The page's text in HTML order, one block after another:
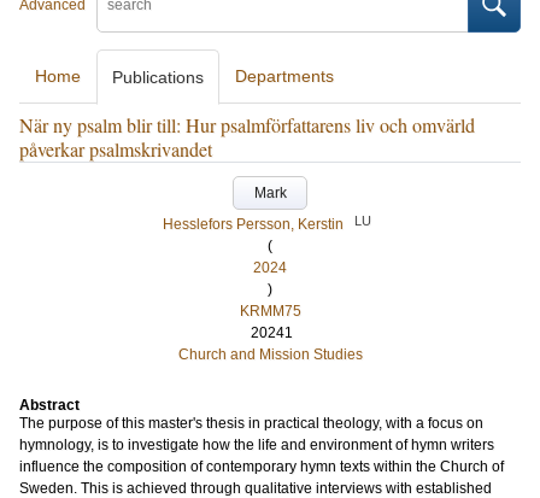
Advanced
Home Publications Departments
När ny psalm blir till: Hur psalmförfattarens liv och omvärld
påverkar psalmskrivandet
Mark
Hesslefors Persson, Kerstin
LU
(
2024
)
KRMM75
20241
Church and Mission Studies
Abstract
The purpose of this master's thesis in practical theology, with a focus on
hymnology, is to investigate how the life and environment of hymn writers
influence the composition of contemporary hymn texts within the Church of
Sweden. This is achieved through qualitative interviews with established